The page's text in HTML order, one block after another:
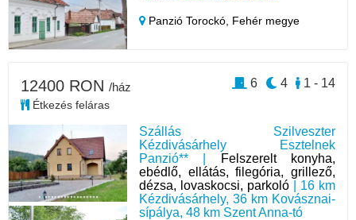
Panzió Torockó, Fehér megye
Szállás Szilveszter
Kézdivásárhely Esztelnek
Panzió** |
Felszerelt konyha,
ebédlő, ellátás, filegória, grillező,
dézsa, lovaskocsi, parkoló | 16 km
Kézdivásárhely, 36 km Kovásznai-
sípálya, 48 km Szent Anna-tó
12400 RON /ház
Étkezés feláras
1 - 14
4
6